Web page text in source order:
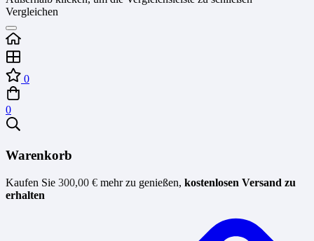
Vergleichen
0
0
Warenkorb
Kaufen Sie 300,00 € mehr zu genießen, kostenlosen Versand zu
erhalten